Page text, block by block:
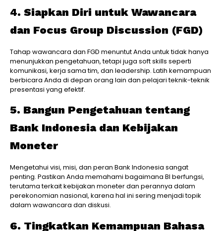
4. Siapkan Diri untuk Wawancara
dan Focus Group Discussion (FGD)
Tahap wawancara dan FGD menuntut Anda untuk tidak hanya
menunjukkan pengetahuan, tetapi juga soft skills seperti
komunikasi, kerja sama tim, dan leadership. Latih kemampuan
berbicara Anda di depan orang lain dan pelajari teknik-teknik
presentasi yang efektif.
5. Bangun Pengetahuan tentang
Bank Indonesia dan Kebijakan
Moneter
Mengetahui visi, misi, dan peran Bank Indonesia sangat
penting. Pastikan Anda memahami bagaimana BI berfungsi,
terutama terkait kebijakan moneter dan perannya dalam
perekonomian nasional, karena hal ini sering menjadi topik
dalam wawancara dan diskusi.
6. Tingkatkan Kemampuan Bahasa